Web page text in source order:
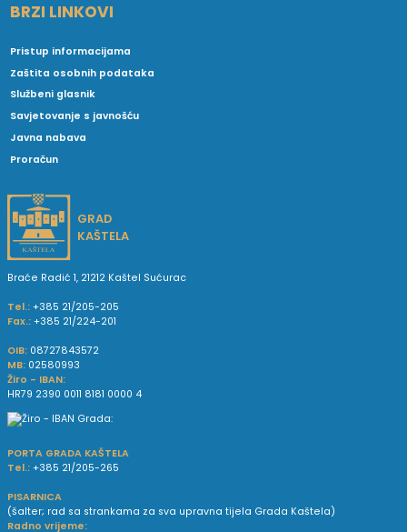
BRZI LINKOVI
Pristup informacijama
Zaštita osobnih podataka
Službeni glasnik
Savjetovanje s javnošću
Javna nabava
Proračun
GRAD
KAŠTELA
Braće Radić 1, 21212 Kaštel Sućurac
Tel.: +385 21/205-205
Fax.: +385 21/224-201
OIB: 08727843572
MB: 02580993
Žiro - IBAN:
HR79 2390 0011 8181 0000 4
PORTA GRADA KAŠTELA
Tel.: +385 21/205-265
PISARNICA
(šalter; rad sa strankama za sva upravna tijela Grada Kaštela)
Radno vrijeme: